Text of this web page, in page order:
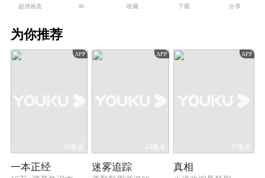
查明了真正的凶手。通泰钱庄被劫，老板被打
调查逐步深入，女医生柳玉娇又被人杀害。关大
超清画质 46 收藏 下载 分享
为你推荐
APP
56集全
一本正经
APP
24集全
迷雾追踪
APP
32集全
真相